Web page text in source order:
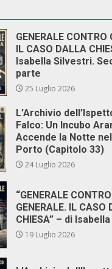
GENERALE CONTRO
IL CASO DALLA
Isabella Silvestri.
parte
25 Luglio 2026
L’Archivio
Falco: Un Incubo
Accende la Notte
Porto (Capitolo 33)
24 Luglio 2026
“GENERALE CONTRO
GENERALE. IL CASO
CHIESA” – di
19 Luglio 2026